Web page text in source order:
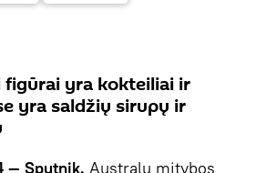
figūrai yra kokteiliai ir
yra saldžių sirupų ir
— Sputnik. Australų mitybos